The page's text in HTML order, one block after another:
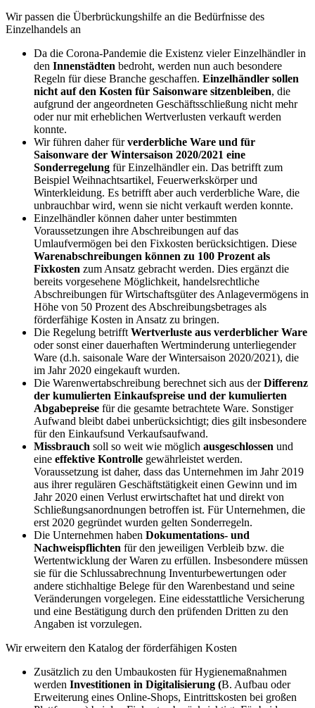
Wir passen die Überbrückungshilfe an die Bedürfnisse des
Einzelhandels an
Da die Corona-Pandemie die Existenz vieler Einzelhändler in
den Innenstädten bedroht, werden nun auch besondere
Regeln für diese Branche geschaffen. Einzelhändler sollen
nicht auf den Kosten für Saisonware sitzenbleiben, die
aufgrund der angeordneten Geschäftsschließung nicht mehr
oder nur mit erheblichen Wertverlusten verkauft werden
konnte.
Wir führen daher fürverderbliche Ware und für
Saisonware der Wintersaison 2020/2021 eine
Sonderregelung für Einzelhändler ein. Das betrifft zum
Beispiel Weihnachtsartikel, Feuerwerkskörper und
Winterkleidung. Es betrifft aber auch verderbliche Ware, die
unbrauchbar wird, wenn sie nicht verkauft werden konnte.
Einzelhändler können daher unter bestimmten
Voraussetzungen ihre Abschreibungen auf das
Umlaufvermögen bei den Fixkosten berücksichtigen. Diese
Warenabschreibungen können zu 100 Prozent als
Fixkosten zum Ansatz gebracht werden. Dies ergänzt die
bereits vorgesehene Möglichkeit, handelsrechtliche
Abschreibungen für Wirtschaftsgüter des Anlagevermögens in
Höhe von 50 Prozent des Abschreibungsbetrages als
förderfähige Kosten in Ansatz zu bringen.
Die Regelung betrifft Wertverluste aus verderblicher Ware
oder sonst einer dauerhaften Wertminderung unterliegender
Ware (d.h. saisonale Ware der Wintersaison 2020/2021), die
im Jahr 2020 eingekauft wurden.
Die Warenwertabschreibung berechnet sich aus derDifferenz
der kumulierten Einkaufspreise und der kumulierten
Abgabepreise für die gesamte betrachtete Ware. Sonstiger
Aufwand bleibt dabei unberücksichtigt; dies gilt insbesondere
für den Einkaufs­und Verkaufsaufwand.
Missbrauch soll so weit wie möglich ausgeschlossen und
eine effektive Kontrolle gewährleistet werden.
Voraussetzung ist daher, dass das Unternehmen im Jahr 2019
aus ihrer regulären Geschäftstätigkeit einen Gewinn und im
Jahr 2020 einen Verlust erwirtschaftet hat und direkt von
Schließungsanordnungen betroffen ist. Für Unternehmen, die
erst 2020 gegründet wurden gelten Sonderregeln.
Die Unternehmen haben Dokumentations- und
Nachweispflichten für den jeweiligen Verbleib bzw. die
Wertentwicklung der Waren zu erfüllen. Insbesondere müssen
sie für die Schlussabrechnung Inventurbewertungen oder
andere stichhaltige Belege für den Warenbestand und seine
Veränderungen vorgelegen. Eine eidesstattliche Versicherung
und eine Bestätigung durch den prüfenden Dritten zu den
Angaben ist vorzulegen.
Wir erweitern den Katalog der förderfähigen Kosten
Zusätzlich zu den Umbaukosten für Hygienemaßnahmen
werden Investitionen in Digitalisierung (B. Aufbau oder
Erweiterung eines Online-Shops, Eintrittskosten bei großen